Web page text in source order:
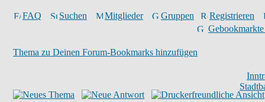
FAQ Suchen Mitglieder Gruppen
Registrieren
Thema zu Deinen Forum-Bookmarks hinzufügen